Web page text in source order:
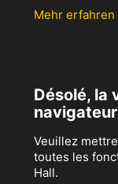
Mehr erfahren
Désolé, la
navigateur
Veuillez
toutes les
Hall.